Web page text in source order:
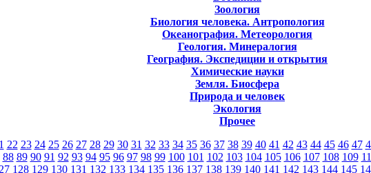
Зоология
Биология человека. Антропология
Океанография. Метеорология
Геология. Минералогия
География. Экспедиции и открытия
Химические науки
Земля. Биосфера
Природа и человек
Экология
Прочее
22 23 24 25 26 27 28 29 30 31 32 33 34 35 36 37 38 39 40 41 42 43 44 45 46 47
88 89 90 91 92 93 94 95 96 97 98 99 100 101 102 103 104 105 106 107 108 109
128 129 130 131 132 133 134 135 136 137 138 139 140 141 142 143 144 145